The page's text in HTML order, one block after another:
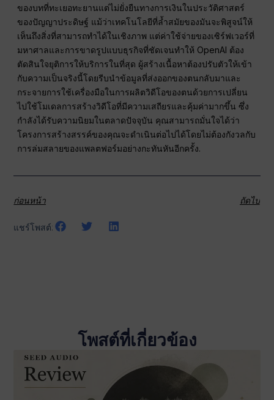
ของบทที่ทะเยอทะยานแต่ไม่ยั่งยืนทางการเงินในประวัติศาสตร์
ของปัญญาประดิษฐ์ แม้ว่าเทคโนโลยีที่ล้ำสมัยของมันจะพิสูจน์ให้
เห็นถึงสิ่งที่สามารถทำได้ในเชิงภาพ แต่ค่าใช้จ่ายของเซิร์ฟเวอร์ที่
มหาศาลและการขาดรูปแบบธุรกิจที่ชัดเจนทำให้ OpenAI ต้อง
ตัดสินใจยุติการให้บริการในที่สุด ผู้สร้างเนื้อหาต้องปรับตัวให้เข้า
กับความเป็นจริงนี้โดยรีบนำข้อมูลที่ส่งออกของตนกลับมาและ
กระจายการใช้เครื่องมือในการผลิตวิดีโอของตนด้วยการเปลี่ยน
ไปใช้โมเดลการสร้างวิดีโอที่มีความเสถียรและคุ้มค่ามากขึ้น ซึ่ง
กำลังได้รับความนิยมในตลาดปัจจุบัน คุณสามารถมั่นใจได้ว่า
โครงการสร้างสรรค์ของคุณจะดำเนินต่อไปได้โดยไม่ต้องกังวลกับ
การล่มสลายของแพลตฟอร์มอย่างกะทันหันอีกครั้ง.
ก่อนหน้า ถัดไป
แชร์โพสต์:
โพสต์ที่เกี่ยวข้อง